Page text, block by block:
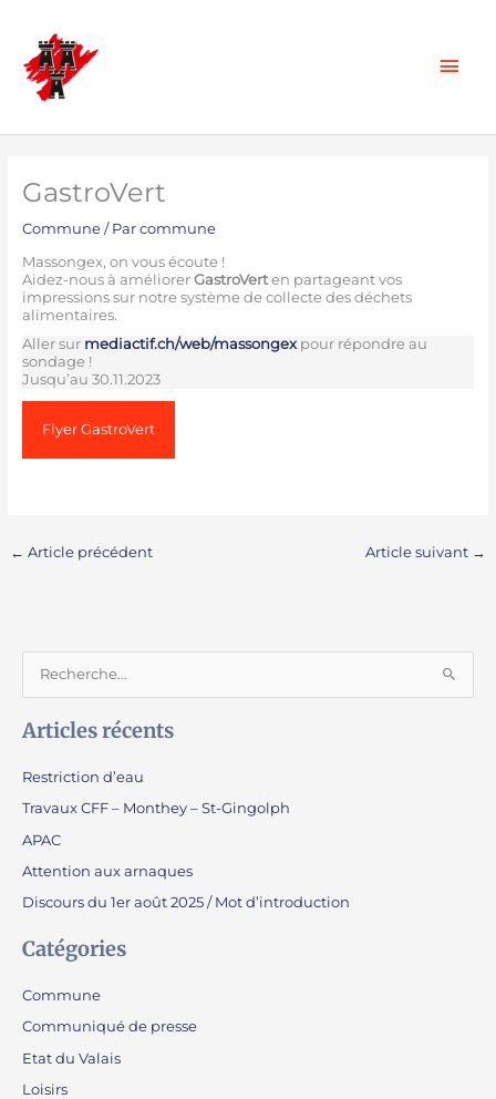
contenu
GastroVert
Commune/ Par commune
Massongex, on vous écoute !
Aidez-nous à améliorer GastroVerten partageant vos
impressions sur notre système de collecte des déchets
alimentaires.
Aller sur mediactif.ch/web/massongexpour répondre au
sondage !
Jusqu’au 30.11.2023
Flyer GastroVert
← Article précédent Article suivant →
c
r
c
h
e
Articles récents
Restriction d’eau
Travaux CFF – Monthey – St-Gingolph
APAC
Attention aux arnaques
Discours du 1er août 2025 / Mot d’introduction
Catégories
Commune
Communiqué de presse
Etat du Valais
Loisirs